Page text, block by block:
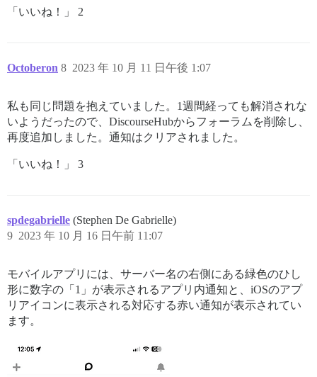
「いいね！」 2
Octoberon 2023 年 10 月 11 日午後 1:07
8
私も同じ問題を抱えていました。1週間経っても解消されな
いようだったので、DiscourseHubからフォーラムを削除し、
再度追加しました。通知はクリアされました。
「いいね！」 3
spdegabrielle (Stephen De Gabrielle)
2023 年 10 月 16 日午前 11:07
9
モバイルアプリには、サーバー名の右側にある緑色のひし
形に数字の「1」が表示されるアプリ内通知と、iOSのアプ
リアイコンに表示される対応する赤い通知が表示されてい
ます。